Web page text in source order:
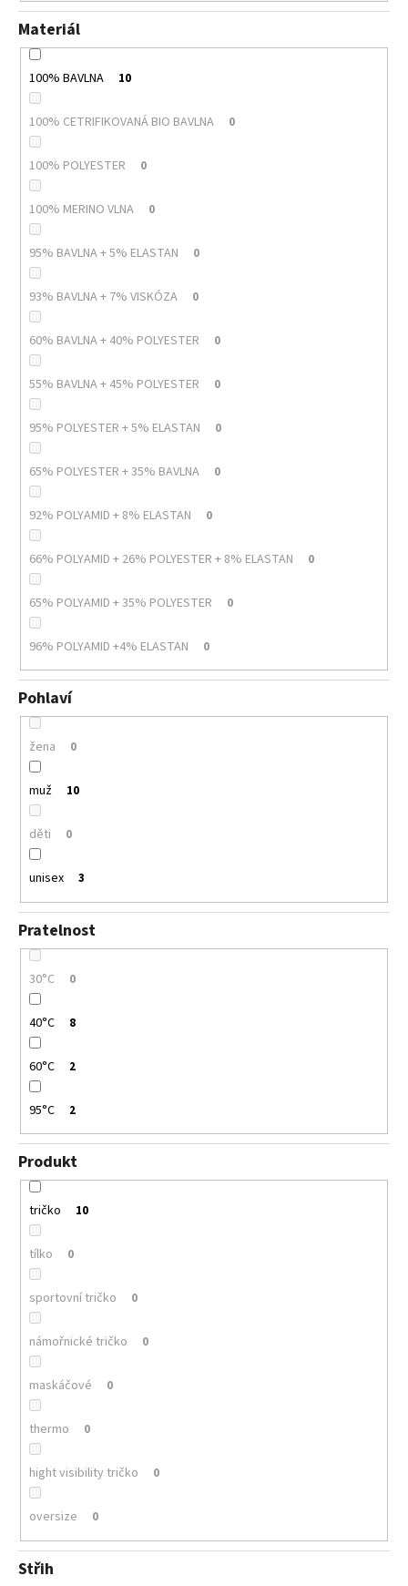
Materiál
100% BAVLNA 10
100% CETRIFIKOVANÁ BIO BAVLNA 0
100% POLYESTER 0
100% MERINO VLNA 0
95% BAVLNA + 5% ELASTAN 0
93% BAVLNA + 7% VISKÓZA 0
60% BAVLNA + 40% POLYESTER 0
55% BAVLNA + 45% POLYESTER 0
95% POLYESTER + 5% ELASTAN 0
65% POLYESTER + 35% BAVLNA 0
92% POLYAMID + 8% ELASTAN 0
66% POLYAMID + 26% POLYESTER + 8% ELASTAN 0
65% POLYAMID + 35% POLYESTER 0
96% POLYAMID +4% ELASTAN 0
Pohlaví
žena 0
muž 10
děti 0
unisex 3
Pratelnost
30°C 0
40°C 8
60°C 2
95°C 2
Produkt
tričko 10
tílko 0
sportovní tričko 0
námořnické tričko 0
maskáčové 0
thermo 0
hight visibility tričko 0
oversize 0
Střih